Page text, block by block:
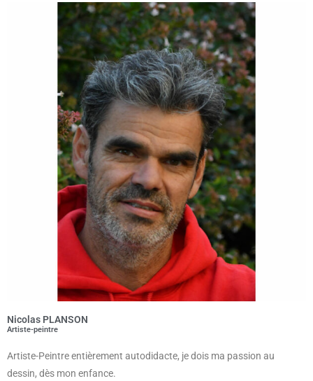
Nicolas PLANSON
Artiste-peintre
Artiste-Peintre entièrement autodidacte, je dois ma passion au
dessin, dès mon enfance.